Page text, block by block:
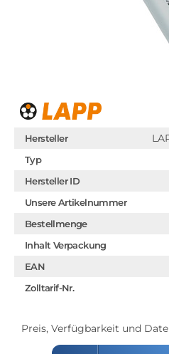
Hersteller
Typ
Hersteller ID
Unsere Artikelnummer
Bestellmenge
Inhalt Verpackung
EAN
Zolltarif-Nr.
Preis, Verfügbarkeit und